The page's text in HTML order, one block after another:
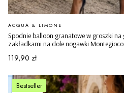
Spodnie balloon granatowe w groszki na gumce w pasie z kieszeniami i
zakładkami na dole nogawki Montegioco
PRODUCENT
ACQUA & LIMONE
Cena
119,90 zł
Bestseller